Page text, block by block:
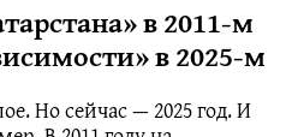
в 2011-м
в 2025-м
Но сейчас — 2025 год. И